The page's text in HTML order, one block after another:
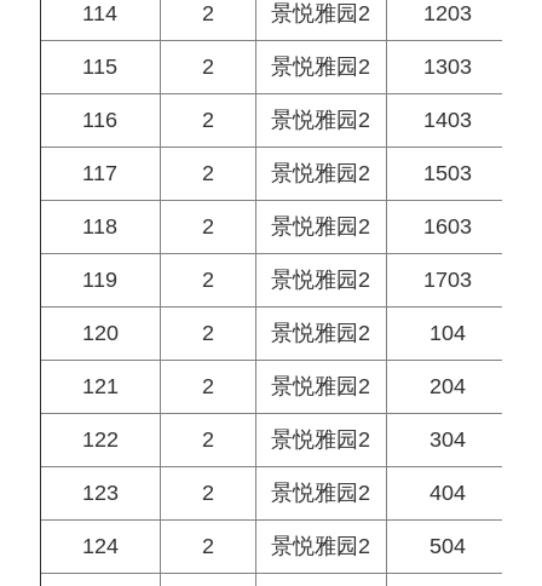
114 2 景悦雅园2 1203
115 2 景悦雅园2 1303
116 2 景悦雅园2 1403
117 2 景悦雅园2 1503
118 2 景悦雅园2 1603
119 2 景悦雅园2 1703
120 2 景悦雅园2 104
121 2 景悦雅园2 204
122 2 景悦雅园2 304
123 2 景悦雅园2 404
124 2 景悦雅园2 504